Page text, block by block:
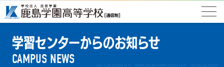
学習センターからのお知らせ
CAMPUS NEWS